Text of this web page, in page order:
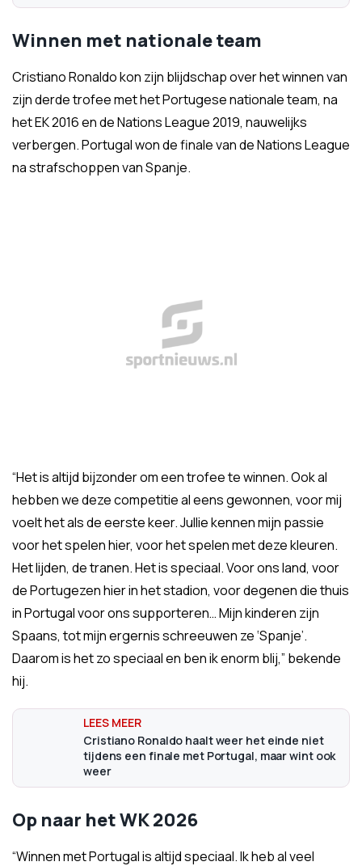
Winnen met nationale team
Cristiano Ronaldo kon zijn blijdschap over het winnen van
zijn derde trofee met het Portugese nationale team, na
het EK 2016 en de Nations League 2019, nauwelijks
verbergen. Portugal won de finale van de Nations League
na strafschoppen van Spanje.
“Het is altijd bijzonder om een trofee te winnen. Ook al
hebben we deze competitie al eens gewonnen, voor mij
voelt het als de eerste keer. Jullie kennen mijn passie
voor het spelen hier, voor het spelen met deze kleuren.
Het lijden, de tranen. Het is speciaal. Voor ons land, voor
de Portugezen hier in het stadion, voor degenen die thuis
in Portugal voor ons supporteren… Mijn kinderen zijn
Spaans, tot mijn ergernis schreeuwen ze ‘Spanje’.
Daarom is het zo speciaal en ben ik enorm blij,” bekende
hij.
Cristiano Ronaldo haalt weer het einde niet
tijdens een finale met Portugal, maar wint ook
weer
Op naar het WK 2026
“Winnen met Portugal is altijd speciaal. Ik heb al veel